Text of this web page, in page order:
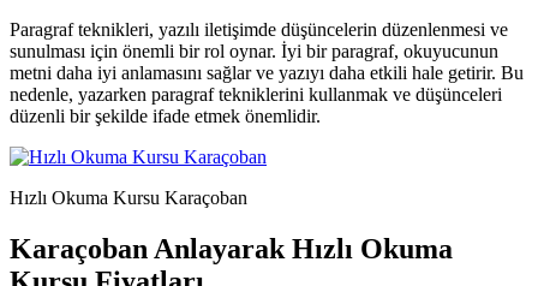
Paragraf teknikleri, yazılı iletişimde düşüncelerin düzenlenmesi ve
sunulması için önemli bir rol oynar. İyi bir paragraf, okuyucunun
metni daha iyi anlamasını sağlar ve yazıyı daha etkili hale getirir. Bu
nedenle, yazarken paragraf tekniklerini kullanmak ve düşünceleri
düzenli bir şekilde ifade etmek önemlidir.
Hızlı Okuma Kursu Karaçoban
Karaçoban Anlayarak Hızlı Okuma